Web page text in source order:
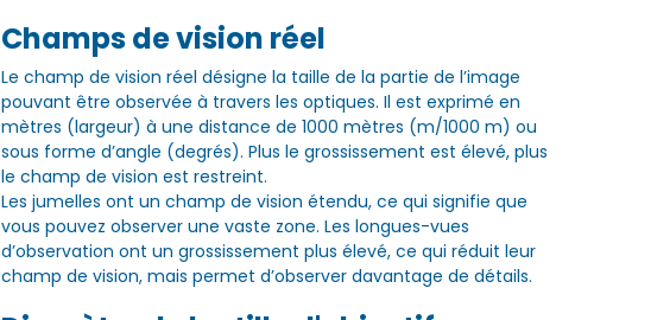
Champs de vision réel
Le champ de vision réel désigne la taille de la partie de l’image
pouvant être observée à travers les optiques. Il est exprimé en
mètres (largeur) à une distance de 1000 mètres (m/1000 m) ou
sous forme d’angle (degrés). Plus le grossissement est élevé, plus
le champ de vision est restreint.
Les jumelles ont un champ de vision étendu, ce qui signifie que
vous pouvez observer une vaste zone. Les longues-vues
d’observation ont un grossissement plus élevé, ce qui réduit leur
champ de vision, mais permet d’observer davantage de détails.